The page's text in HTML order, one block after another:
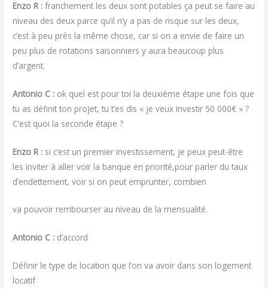
Enzo R : franchement les deux sont potables ça peut se faire au
niveau des deux parce qu’il n’y a pas de risque sur les deux,
c’est à peu près la même chose, car si on a envie de faire un
peu plus de rotations saisonniers y aura beaucoup plus
d’argent.
Antonio C : ok quel est pour toi la deuxième étape une fois que
tu as définit ton projet, tu t’es dis « je veux investir 50 000€ » ?
C’est quoi la seconde étape ?
Enzo R : si c’est un premier investissement, je peux peut-être
les inviter à aller voir la banque en priorité,pour parler du taux
d’endettement, voir si on peut emprunter, combien
va pouvoir rembourser au niveau de la mensualité.
Antonio C : d’accord
Définir le type de location que l’on va avoir dans son logement
locatif